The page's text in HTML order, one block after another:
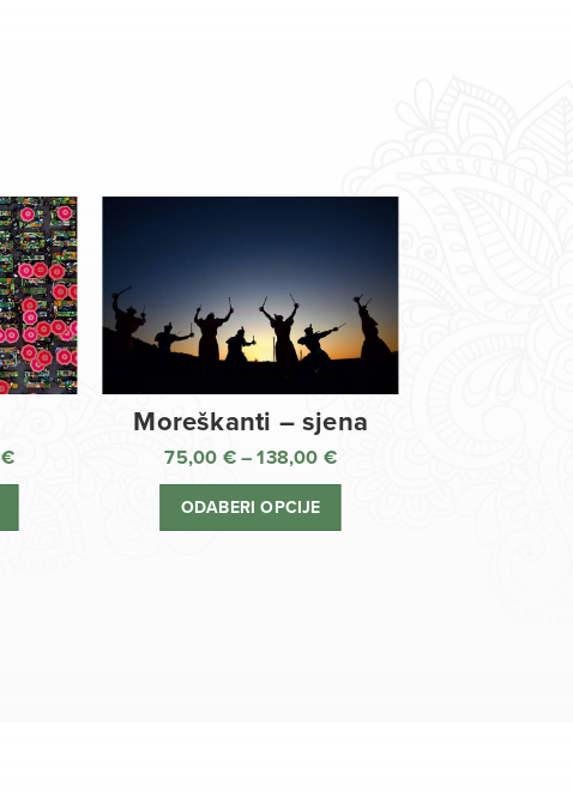
€
cijena:
Moreškanti – sjena
75,00 € – 138,00 €Raspon
cijena:
ODABERI OPCIJE